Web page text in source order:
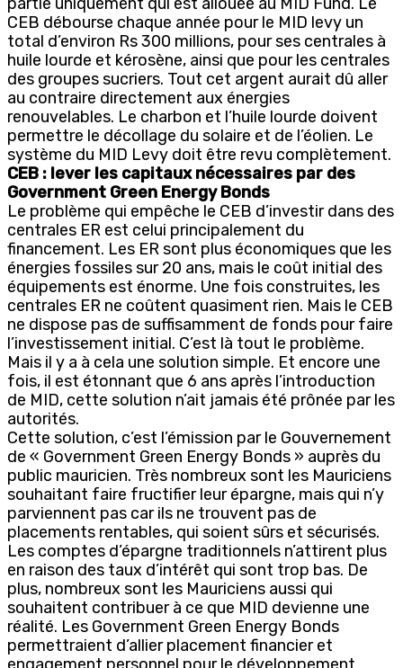
CEB débourse chaque année pour le MID levy un
total d’environ Rs 300 millions, pour ses centrales à
huile lourde et kérosène, ainsi que pour les centrales
des groupes sucriers. Tout cet argent aurait dû aller
au contraire directement aux énergies
renouvelables. Le charbon et l’huile lourde doivent
permettre le décollage du solaire et de l’éolien. Le
système du MID Levy doit être revu complètement.
CEB : lever les capitaux nécessaires par des
Government Green Energy Bonds
Le problème qui empêche le CEB d’investir dans des
centrales ER est celui principalement du
financement. Les ER sont plus économiques que les
énergies fossiles sur 20 ans, mais le coût initial des
équipements est énorme. Une fois construites, les
centrales ER ne coûtent quasiment rien. Mais le CEB
ne dispose pas de suffisamment de fonds pour faire
l’investissement initial. C’est là tout le problème.
Mais il y a à cela une solution simple. Et encore une
fois, il est étonnant que 6 ans après l’introduction
de MID, cette solution n’ait jamais été prônée par les
autorités.
Cette solution, c’est l’émission par le Gouvernement
de « Government Green Energy Bonds » auprès du
public mauricien. Très nombreux sont les Mauriciens
souhaitant faire fructifier leur épargne, mais qui n’y
parviennent pas car ils ne trouvent pas de
placements rentables, qui soient sûrs et sécurisés.
Les comptes d’épargne traditionnels n’attirent plus
en raison des taux d’intérêt qui sont trop bas. De
plus, nombreux sont les Mauriciens aussi qui
souhaitent contribuer à ce que MID devienne une
réalité. Les Government Green Energy Bonds
permettraient d’allier placement financier et